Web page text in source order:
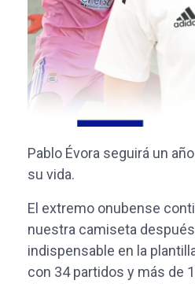
Pablo Évora seguirá un
su vida.
El extremo onubense
nuestra camiseta
indispensable en la
con 34 partidos y más de